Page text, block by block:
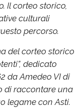
Il corteo storico,
culturali
percorso.
del corteo storico
dedicato
da Amedeo VI di
di raccontare una
legame con Asti.